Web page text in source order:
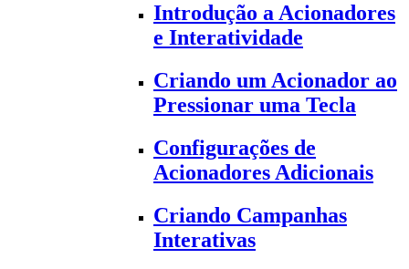
Introdução a Acionadores
e Interatividade
Criando um Acionador ao
Pressionar uma Tecla
Configurações de
Acionadores Adicionais
Criando Campanhas
Interativas